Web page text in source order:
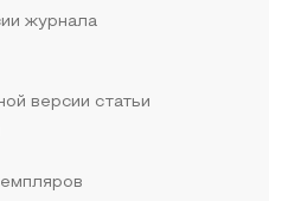
журнала
версии статьи